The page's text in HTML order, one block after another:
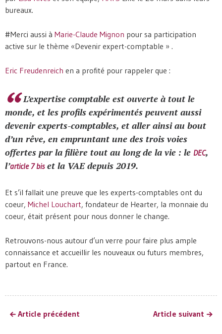
bureaux.
#Merci aussi à Marie-Claude Mignon pour sa participation
active sur le thème «Devenir expert-comptable » .
Eric Freudenreich en a profité pour rappeler que :
L’expertise comptable est ouverte à tout le
monde, et les profils expérimentés peuvent aussi
devenir experts-comptables, et aller ainsi au bout
d’un rêve, en empruntant une des trois voies
offertes par la filière tout au long de la vie : le DEC,
l’article 7 biset la VAE depuis 2019.
Et s’il fallait une preuve que les experts-comptables ont du
coeur, Michel Louchart, fondateur de Hearter, la monnaie du
coeur, était présent pour nous donner le change.
Retrouvons-nous autour d’un verre pour faire plus ample
connaissance et accueillir les nouveaux ou futurs membres,
partout en France.
Article précédent Article suivant